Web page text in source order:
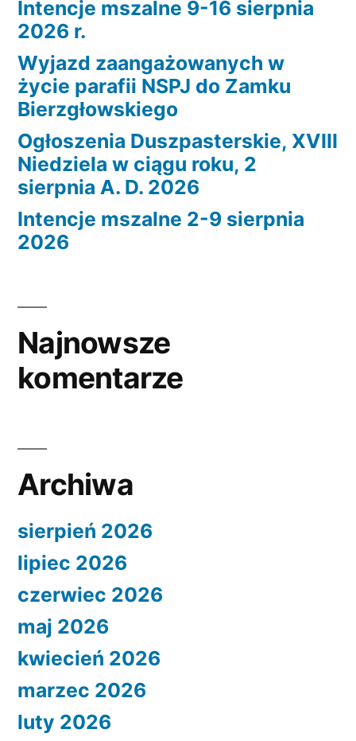
Intencje mszalne 9-16 sierpnia
2026 r.
Wyjazd zaangażowanych w
życie parafii NSPJ do Zamku
Bierzgłowskiego
Ogłoszenia Duszpasterskie, XVIII
Niedziela w ciągu roku, 2
sierpnia A. D. 2026
Intencje mszalne 2-9 sierpnia
2026
Najnowsze
komentarze
Archiwa
sierpień 2026
lipiec 2026
czerwiec 2026
maj 2026
kwiecień 2026
marzec 2026
luty 2026